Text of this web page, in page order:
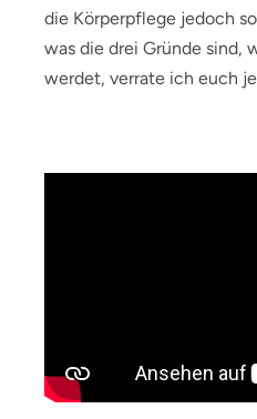
die Körperpflege jedoch
was die drei Gründe sind,
werdet, verrate ich euch